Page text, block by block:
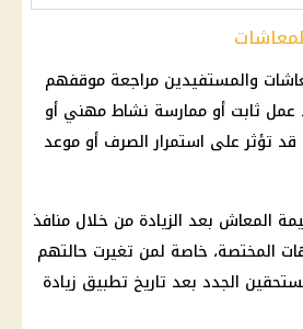
والمستفيدين مراجعة موقفهم
عمل ثابت أو ممارسة نشاط مهني أو
قد تؤثر على استمرار الصرف أو موعد
المعاش بعد الزيادة من خلال منافذ
المختصة، خاصة لمن تغيرت حالتهم
الجدد بعد تاريخ تطبيق زيادة